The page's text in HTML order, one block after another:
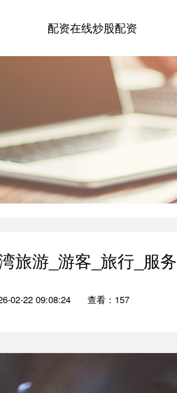
配资在线炒股配资
旅游_游客_旅行_服务
02-22 09:08:24 查看：157